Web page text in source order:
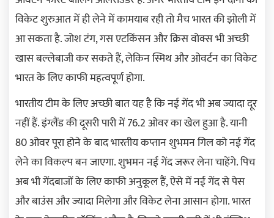
विकेट शुरुआत में ही लेने में कामयाब रही तो मैच भारत की झोली में
आ सकता है. जोश टंग, गस एटकिंसन और क्रिस वोक्स भी अच्छी
खास बल्लेबाजी कर सकते हैं, लेकिन स्मिथ और ओवर्टन का विकेट
भारत के लिए काफी महत्वपूर्ण होगा.
भारतीय टीम के लिए अच्छी बात यह है कि नई गेंद भी अब ज्यादा दूर
नहीं हैं. इंग्लैंड की दूसरी पारी में 76.2 ओवर का खेल हुआ है. यानी
80 ओवर पूरा होने के बाद भारतीय कप्तान शुभमन गिल को नई गेंद
लेने का विकल्प बन जाएगा. शुभमन नई गेंद जरूर लेना चाहेंगे. पिच
अब भी गेंदबाजों के लिए काफी अनुकूल हैं, ऐसे में नई गेंद से पेस
और बाउंस और ज्यादा मिलेगा और विकेट लेना आसान होगा. भारत